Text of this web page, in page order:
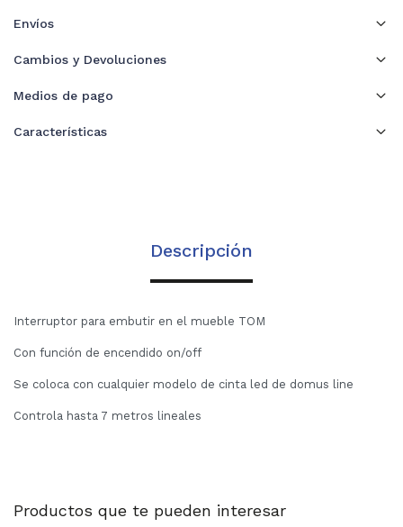
Envíos
Cambios y Devoluciones
Medios de pago
Características
Descripción
Interruptor para embutir en el mueble TOM
Con función de encendido on/off
Se coloca con cualquier modelo de cinta led de domus line
Controla hasta 7 metros lineales
Productos que te pueden interesar